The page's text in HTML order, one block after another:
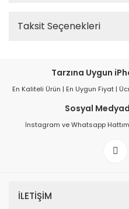
Taksit Seçenekleri
Tarzına Uygun
En Kaliteli Ürün | En Uygun Fiyat |
Sosyal
İnstagram ve Whatsapp
İLETİŞİM